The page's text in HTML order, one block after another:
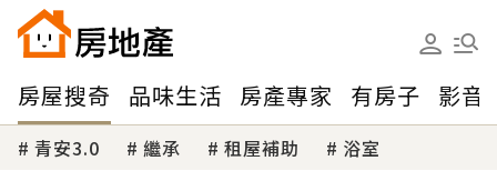
房屋搜奇 品味生活 房產專家 有房子 影音
青安3.0 繼承 租屋補助 浴室